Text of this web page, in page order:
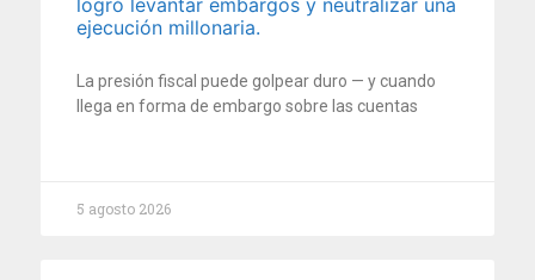
ejecución millonaria.
La presión fiscal puede golpear duro — y cuando
llega en forma de embargo sobre las cuentas
5 agosto 2026